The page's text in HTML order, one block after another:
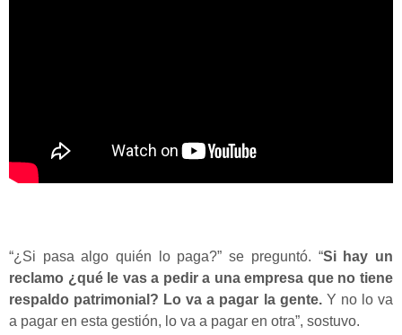
“¿Si pasa algo quién lo paga?” se preguntó. “Si hay un
reclamo ¿qué le vas a pedir a una empresa que no tiene
respaldo patrimonial? Lo va a pagar la gente.Y no lo va
a pagar en esta gestión, lo va a pagar en otra”, sostuvo.